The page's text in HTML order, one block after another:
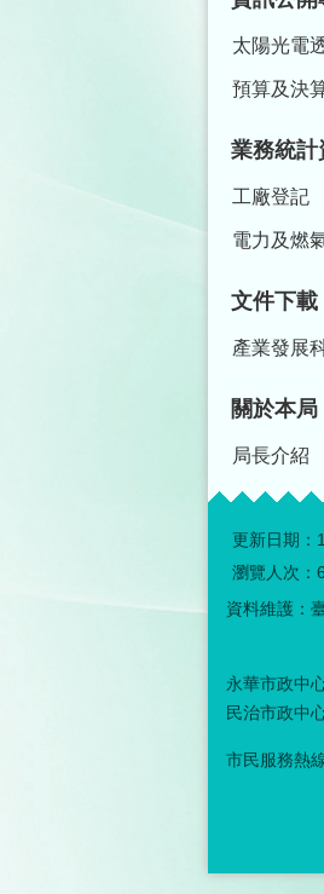
太陽光電
預算及決
業務統計
工廠登記
電力及燃
文件下載
產業發展
關於本局
局長介紹
更新日期：
瀏覽人次：
資料維護：
永華市政中
民治市政中
市民服務熱